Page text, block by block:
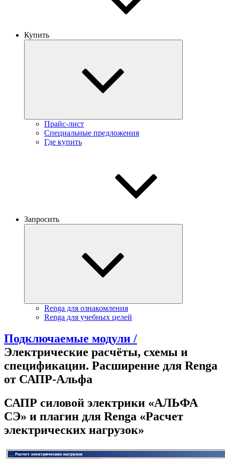
Купить
Прайс-лист
Специальные предложения
Где купить
Запросить
Renga для ознакомления
Renga для учебных целей
Подключаемые модули /
Электрические расчёты, схемы и
спецификации. Расширение для Renga
от САПР-Альфа
САПР силовой электрики «АЛЬФА
СЭ» и плагин для Renga «Расчет
электрических нагрузок»